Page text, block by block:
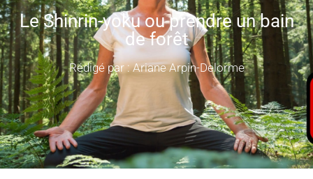
Le Shinrin-yoku ou prendre un bain
de forêt
Rédigé par : Ariane Arpin-Delorme